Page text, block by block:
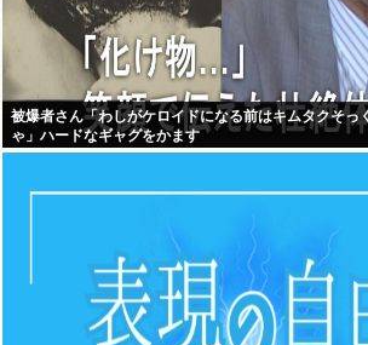
被爆者さん「わしがケロイドになる前はキムタクそっ
ゃ」ハードなギャグをかます